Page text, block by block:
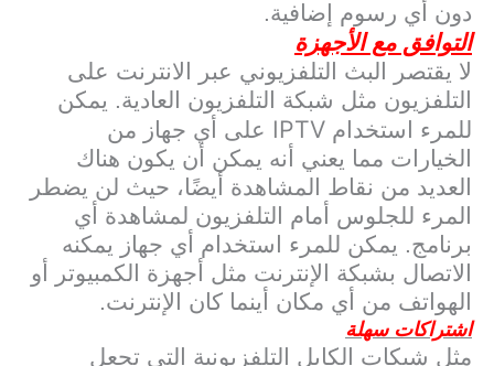
دون أي رسوم إضافية.
التوافق مع الأجهزة
لا يقتصر البث التلفزيوني عبر الانترنت على
التلفزيون مثل شبكة التلفزيون العادية. يمكن
للمرء استخدامIPTV على أي جهاز من
الخيارات مما يعني أنه يمكن أن يكون هناك
العديد من نقاط المشاهدة أيضًا، حيث لن يضطر
المرء للجلوس أمام التلفزيون لمشاهدة أي
برنامج. يمكن للمرء استخدام أي جهاز يمكنه
الاتصال بشبكة الإنترنت مثل أجهزة الكمبيوتر أو
الهواتف من أي مكان أينما كان الإنترنت.
اشتراكات سهلة
مثل شبكات الكابل التلفزيونية التي تجعل